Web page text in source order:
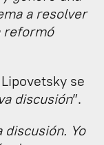
a resolver
reformó
se
discusión”.
discusión. Yo